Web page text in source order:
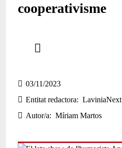
cooperativisme
03/11/2023
Entitat redactora
LaviniaNext
Autor/a
Míriam Martos